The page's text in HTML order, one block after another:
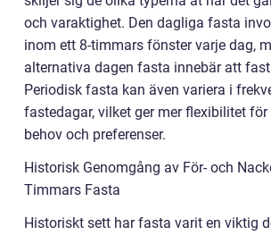
och varaktighet. Den dagliga fasta
inom ett 8-timmars fönster varje dag,
alternativa dagen fasta innebär att
Periodisk fasta kan även variera i
fastedagar, vilket ger mer flexibilitet
behov och preferenser.
Historisk Genomgång av För- och
Timmars Fasta
Historiskt sett har fasta varit en viktig